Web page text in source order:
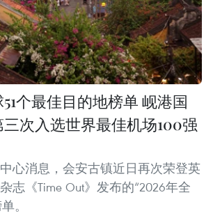
个最佳目的地榜单 岘港国
次入选世界最佳机场100强
心消息，会安古镇近日再次荣登英
志《Time Out》发布的“2026年全
。